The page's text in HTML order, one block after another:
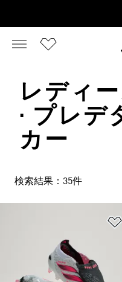
レディ
· プレデ
カー
検索結果：35件